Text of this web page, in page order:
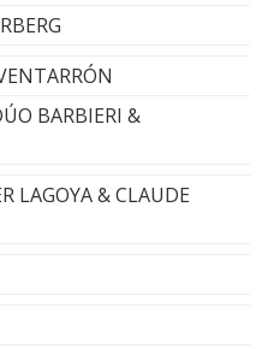
BARBIERI &
LAGOYA & CLAUDE